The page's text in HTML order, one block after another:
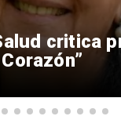
critica